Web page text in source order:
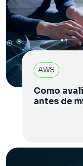
AWS
Como
antes de